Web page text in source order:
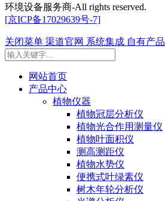
环境设备服务商-All rights reserved.
[京ICP备17029639号-7]
关闭菜单 渠道官网 系统集成 自有产品
网站首页
产品中心
植物仪器
植物冠层分析仪
植物光合作用测量仪
植物叶面积仪
测高测距仪
植物水势仪
便携式叶绿素仪
树木年轮分析仪